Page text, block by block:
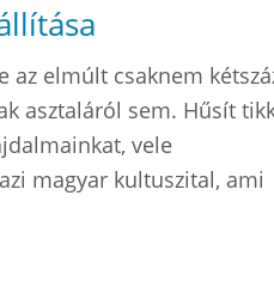
az elmúlt csaknem
asztaláról sem. Hűsít
vele
magyar kultuszital, ami